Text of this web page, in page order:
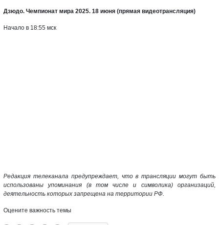
Дзюдо. Чемпионат мира 2025. 18 июня (прямая видеотрансляция)
Начало в 18:55 мск
Редакция телеканала предупреждает, что в трансляции могут быть
использованы упоминания (в том числе и символика) организаций,
деятельность которых запрещена на территории РФ.
Оцените важность темы